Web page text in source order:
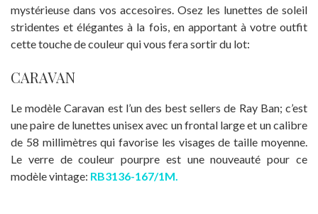
mystérieuse dans vos accesoires. Osez les lunettes de soleil
stridentes et élégantes à la fois, en apportant à votre outfit
cette touche de couleur qui vous fera sortir du lot:
CARAVAN
Le modèle Caravan est l’un des best sellers de Ray Ban; c’est
une paire de lunettes unisex avec un frontal large et un calibre
de 58 millimètres qui favorise les visages de taille moyenne.
Le verre de couleur pourpre est une nouveauté pour ce
modèle vintage: RB3136-167/1M.